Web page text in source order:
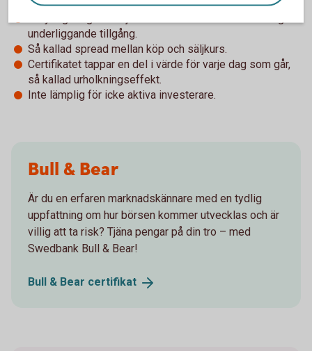
underliggande tillgång.
Så kallad spread mellan köp och säljkurs.
Certifikatet tappar en del i värde för varje dag som går,
så kallad urholkningseffekt.
Inte lämplig för icke aktiva investerare.
Bull & Bear
Är du en erfaren marknadskännare med en tydlig
uppfattning om hur börsen kommer utvecklas och är
villig att ta risk? Tjäna pengar på din tro – med
Swedbank Bull & Bear!
Bull & Bear certifikat